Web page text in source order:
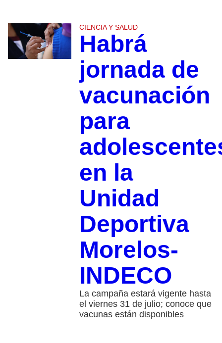
CIENCIA Y SALUD
Habrá
jornada de
vacunación
para
en la
Unidad
Deportiva
Morelos-
INDECO
La campaña estará vigente hasta
el viernes 31 de julio; conoce que
vacunas están disponibles